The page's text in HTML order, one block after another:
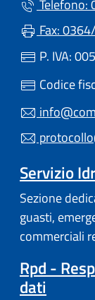
Fax:
P. IVA:
Codice
Servizio
Sezione
guasti,
commerciali
Rpd -
dati